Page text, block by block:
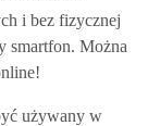
i bez fizycznej
smartfon. Można
używany w